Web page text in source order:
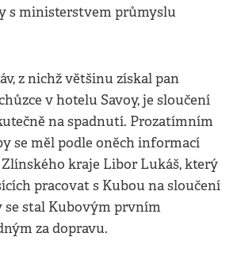
s ministerstvem průmyslu
z nichž většinu získal pan
v hotelu Savoy, je sloučení
na spadnutí. Prozatímním
se měl podle oněch informací
kraje Libor Lukáš, který
pracovat s Kubou na sloučení
se stal Kubovým prvním
za dopravu.